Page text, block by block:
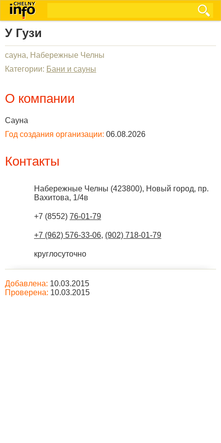
У Гузи
сауна, Набережные Челны
Категории: Бани и сауны
О компании
Сауна
Год создания организации: 06.08.2026
Контакты
Набережные Челны (423800), Новый город, пр.
Вахитова, 1/4в
+7 (8552) 76-01-79
+7 (962) 576-33-06, (902) 718-01-79
круглосуточно
Добавлена: 10.03.2015
Проверена: 10.03.2015